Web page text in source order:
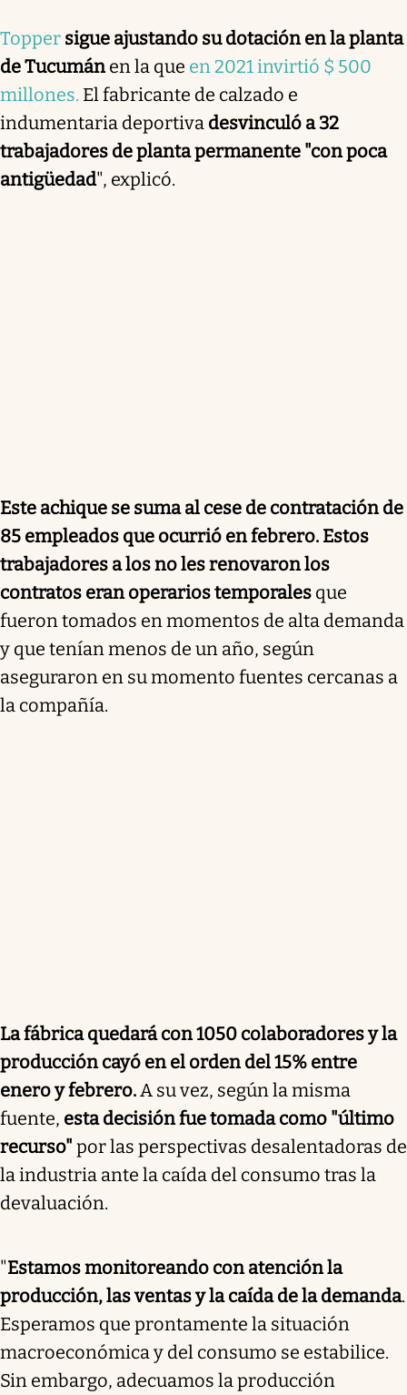
Topper sigue ajustando su dotación en la planta
de Tucumánen la que en 2021 invirtió $ 500
millones. El fabricante de calzado e
indumentaria deportiva desvinculó a 32
trabajadores de planta permanente "con poca
antigüedad", explicó.
Este achique se suma al cese de contratación de
85 empleados que ocurrió en febrero. Estos
trabajadores a losno les renovaron los
contratos eran operarios temporales que
fueron tomados en momentos de alta demanda
y que tenían menos de un año, según
aseguraron en su momento fuentes cercanas a
la compañía.
La fábrica quedará con 1050 colaboradores y la
producción cayó en el orden del 15% entre
enero y febrero.A su vez, según la misma
fuente, esta decisión fue tomada como "último
recurso" por las perspectivas desalentadoras de
la industria ante la caída del consumo tras la
devaluación.
"Estamos monitoreando con atención la
producción, las ventas y la caída de la demanda.
Esperamos que prontamente la situación
macroeconómica y del consumo se estabilice.
Sin embargo, adecuamos la producción